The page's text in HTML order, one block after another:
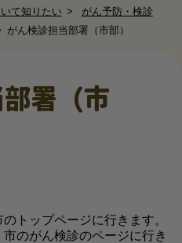
て知りたい
がん予防・検診
がん検診担当部署（市部）
署（市
トップページに行きます。
のがん検診のページに行き